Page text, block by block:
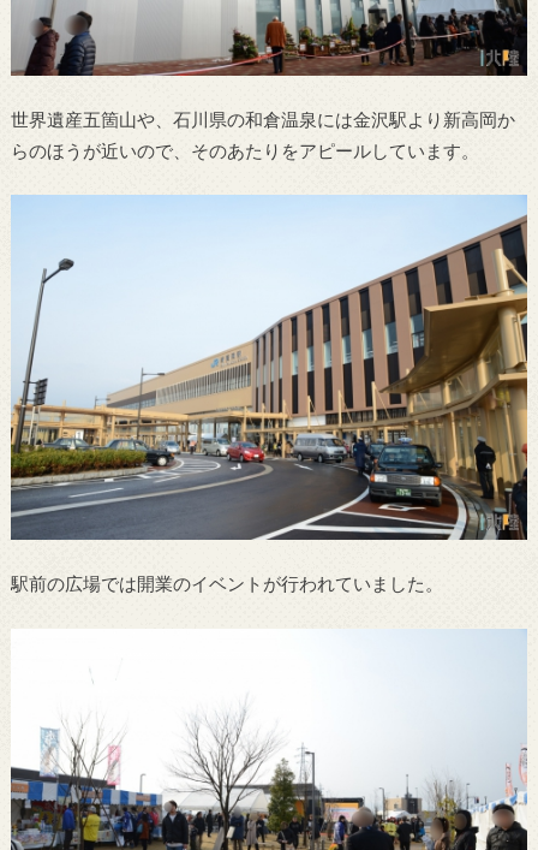
世界遺産五箇山や、石川県の和倉温泉には金沢駅より新高岡か
らのほうが近いので、そのあたりをアピールしています。
駅前の広場では開業のイベントが行われていました。